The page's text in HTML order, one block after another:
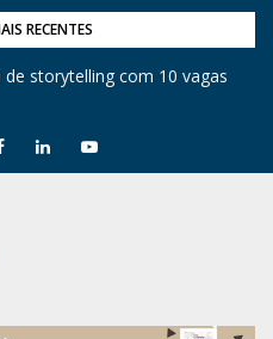
RECENTES
storytelling com 10 vagas